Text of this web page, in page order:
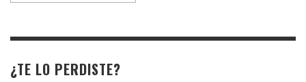
¿TE LO PERDISTE?